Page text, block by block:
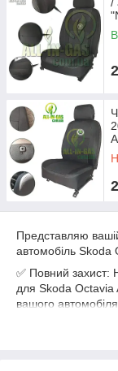
Представляю
автомобіль Skoda
✅ Повний захист:
для Skoda Octavia
вашого